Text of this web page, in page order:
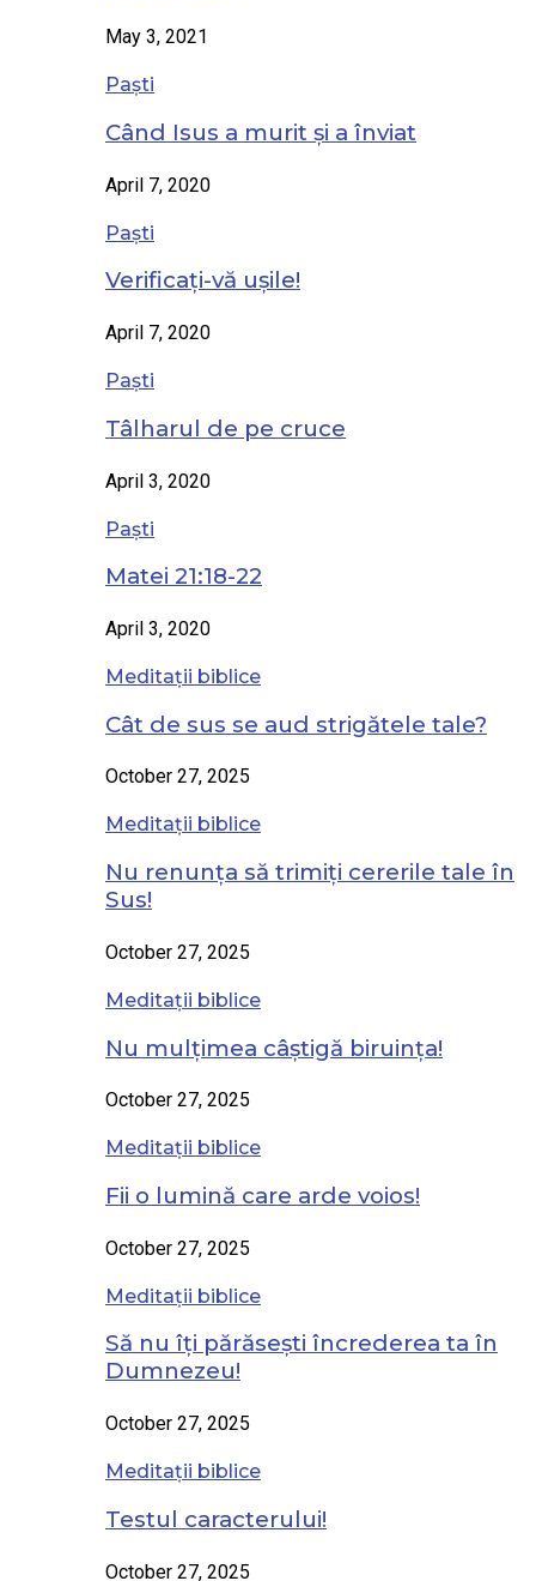
May 3, 2021
Paști
Când Isus a murit și a înviat
April 7, 2020
Paști
Verificați-vă ușile!
April 7, 2020
Paști
Tâlharul de pe cruce
April 3, 2020
Paști
Matei 21:18-22
April 3, 2020
Meditații biblice
Cât de sus se aud strigătele tale?
October 27, 2025
Meditații biblice
Nu renunța să trimiți cererile tale în
Sus!
October 27, 2025
Meditații biblice
Nu mulțimea câștigă biruința!
October 27, 2025
Meditații biblice
Fii o lumină care arde voios!
October 27, 2025
Meditații biblice
Să nu îți părăsești încrederea ta în
Dumnezeu!
October 27, 2025
Meditații biblice
Testul caracterului!
October 27, 2025